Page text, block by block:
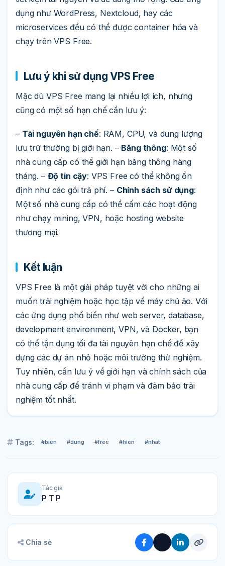
dụng như WordPress, Nextcloud, hay các
microservices đều có thể được container hóa và
chạy trên VPS Free.
Lưu ý khi sử dụng VPS Free
Mặc dù VPS Free mang lại nhiều lợi ích, nhưng
cũng có một số hạn chế cần lưu ý:
– Tài nguyên hạn chế: RAM, CPU, và dung lượng
lưu trữ thường bị giới hạn. – Băng thông: Một số
nhà cung cấp có thể giới hạn băng thông hàng
tháng. – Độ tin cậy: VPS Free có thể không ổn
định như các gói trả phí. – Chính sách sử dụng:
Một số nhà cung cấp có thể cấm các hoạt động
như chạy mining, VPN, hoặc hosting website
thương mại.
Kết luận
VPS Free là một giải pháp tuyệt vời cho những ai
muốn trải nghiệm hoặc học tập về máy chủ ảo. Với
các ứng dụng phổ biến như web server, database,
development environment, VPN, và Docker, bạn
có thể tận dụng tối đa tài nguyên hạn chế để xây
dựng các dự án nhỏ hoặc môi trường thử nghiệm.
Tuy nhiên, cần lưu ý về giới hạn và chính sách của
nhà cung cấp để tránh vi phạm và đảm bảo trải
nghiệm tốt nhất.
Tags: #bien #dung #free #hien #nhat
Tác giả
P T P
Chia sẻ